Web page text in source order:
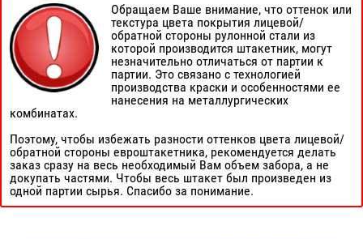
Обращаем Ваше внимание, что оттенок или
текстура цвета покрытия лицевой/
обратной стороны рулонной стали из
которой производится штакетник, могут
незначительно отличаться от партии к
партии. Это связано с технологией
производства краски и особенностями ее
нанесения на металлургических
комбинатах.
Поэтому, чтобы избежать разности оттенков цвета лицевой/
обратной стороны евроштакетника, рекомендуется делать
заказ сразу на весь необходимый Вам объем забора, а не
докупать частями. Чтобы весь штакет был произведен из
одной партии сырья. Спасибо за понимание.